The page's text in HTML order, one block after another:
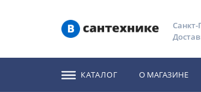
Санкт-
КАТАЛОГ О МАГАЗИНЕ
Душевые
Душевая